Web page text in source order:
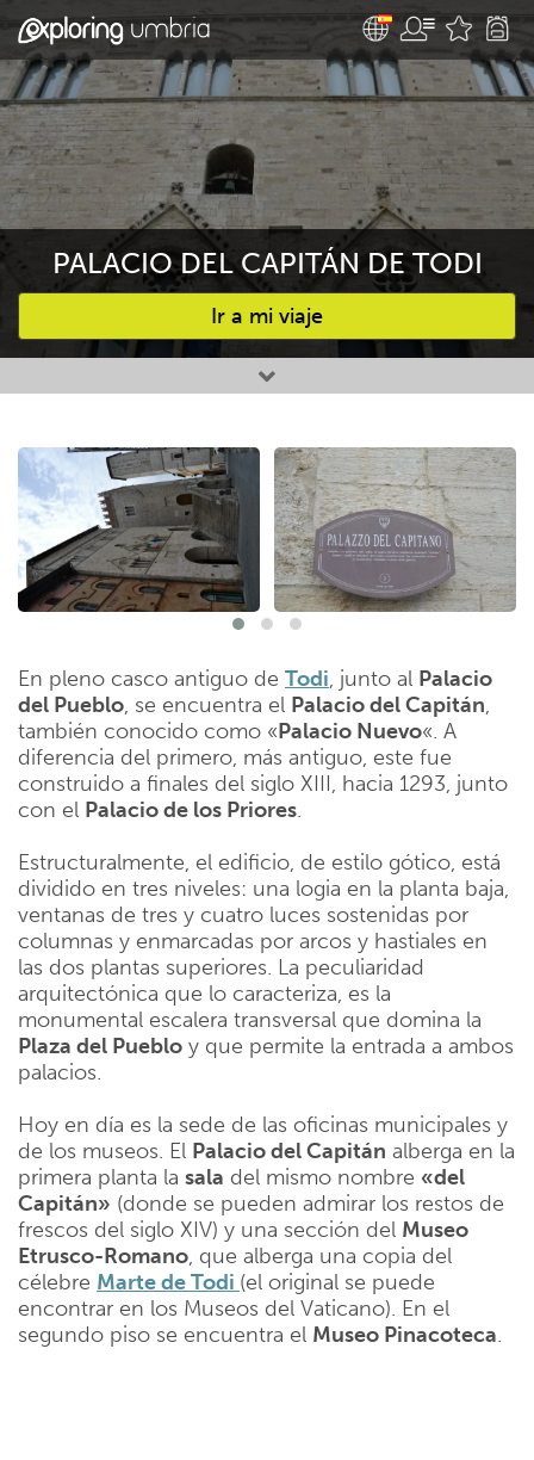
PALACIO DEL CAPITÁN DE TODI
Ir a mi viaje
Favourites
En pleno casco antiguo de Todi, junto al Palacio
del Pueblo, se encuentra el Palacio del Capitán,
también conocido como «Palacio Nuevo«. A
diferencia del primero, más antiguo, este fue
construido a finales del siglo XIII, hacia 1293, junto
con el Palacio de los Priores.
Estructuralmente, el edificio, de estilo gótico, está
dividido en tres niveles: una logia en la planta baja,
ventanas de tres y cuatro luces sostenidas por
columnas y enmarcadas por arcos y hastiales en
las dos plantas superiores. La peculiaridad
arquitectónica que lo caracteriza, es la
monumental escalera transversal que domina la
Plaza del Pueblo y que permite la entrada a ambos
palacios.
Hoy en día es la sede de las oficinas municipales y
de los museos. El Palacio del Capitán alberga en la
primera planta la sala del mismo nombre «del
Capitán» (donde se pueden admirar los restos de
frescos del siglo XIV) y una sección del Museo
Etrusco-Romano, que alberga una copia del
célebre Marte de Todi (el original se puede
encontrar en los Museos del Vaticano). En el
segundo piso se encuentra el Museo Pinacoteca.